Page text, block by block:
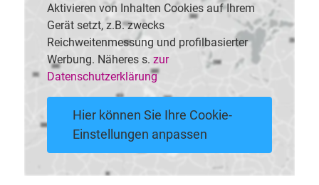
Aktivieren von Inhalten Cookies auf Ihrem
Gerät setzt, z.B. zwecks
Reichweitenmessung und profilbasierter
Werbung. Näheres s. zur
Datenschutzerklärung
Hier können Sie Ihre Cookie-
Einstellungen anpassen